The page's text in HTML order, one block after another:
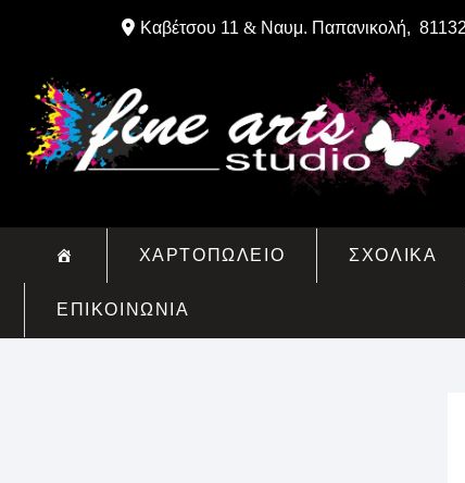
Καβέτσου 11 & Ναυμ. Παπανικολή,
ΧΑΡΤΟΠΩΛΕΙΟ ΣΧΟΛΙΚΑ
ΕΠΙΚΟΙΝΩΝΙΑ